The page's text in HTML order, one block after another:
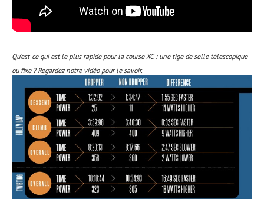
Qu’est-ce qui est le plus rapide pour la course XC : une tige de selle télescopique
ou fixe ? Regardez notre vidéo pour le savoir.